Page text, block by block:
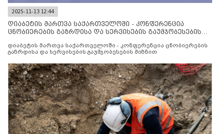
2025-11-13 12:44
დიაბეტის მართვა საქართველოში - კონფერენცია
ცნობიერების გაზრდისა და სერვისების გაუმჯობესების
დიაბეტის მართვა საქართველოში - კონფერენცია ცნობიერების
გაზრდისა და სერვისების გაუმჯობესების მიზნით